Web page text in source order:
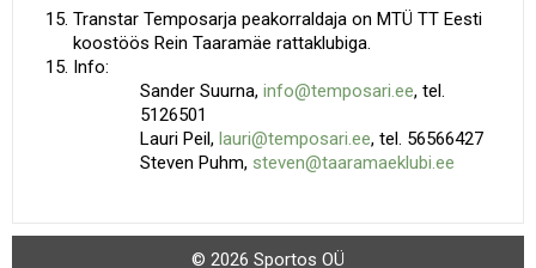
Transtar Temposarja peakorraldaja on MTÜ TT Eesti
koostöös Rein Taaramäe rattaklubiga.
Info:
Sander Suurna, info@temposari.ee, tel.
5126501
Lauri Peil, lauri@temposari.ee, tel. 56566427
Steven Puhm, steven@taaramaeklubi.ee
© 2026 Sportos OÜ